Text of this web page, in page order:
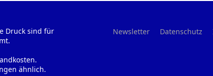
Druck sind für
ähnlich.
Newsletter Datenschutz